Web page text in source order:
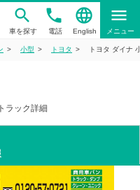
車を探す
phone
電話
language
English
menu
メニュー
小型 トヨタ トヨタ ダイナ
ラック詳細